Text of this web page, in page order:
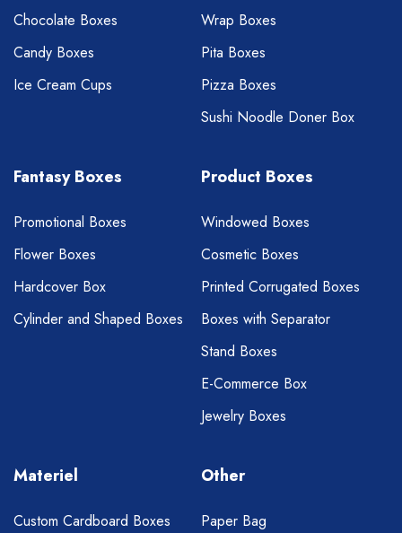
Chocolate Boxes
Candy Boxes
Ice Cream Cups
Wrap Boxes
Pita Boxes
Pizza Boxes
Sushi Noodle Doner Box
Fantasy Boxes
Promotional Boxes
Flower Boxes
Hardcover Box
Cylinder and Shaped Boxes
Product Boxes
Windowed Boxes
Cosmetic Boxes
Printed Corrugated Boxes
Boxes with Separator
Stand Boxes
E-Commerce Box
Jewelry Boxes
Materiel
Custom Cardboard Boxes
Other
Paper Bag